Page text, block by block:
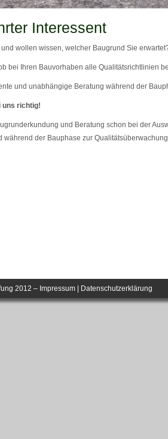
Interessent
wollen wissen, welcher Baugrund Sie
bei Ihren Bauvorhaben alle Qualitätsrichtlinien
und unabhängige Beratung während der
uns richtig!
und Beratung schon bei der
während der Bauphase zur
2012 – Impressum Datenschutzerklärung